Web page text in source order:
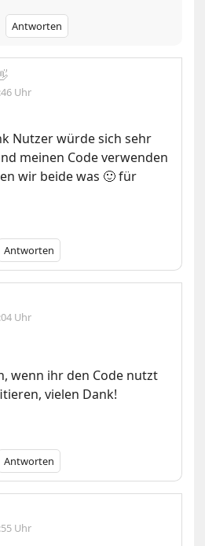
Antworten
Uhr
Nutzer würde sich sehr
meinen Code verwenden
wir beide was 🙂 für
Antworten
Uhr
wenn ihr den Code nutzt
vielen Dank!
Antworten
Uhr